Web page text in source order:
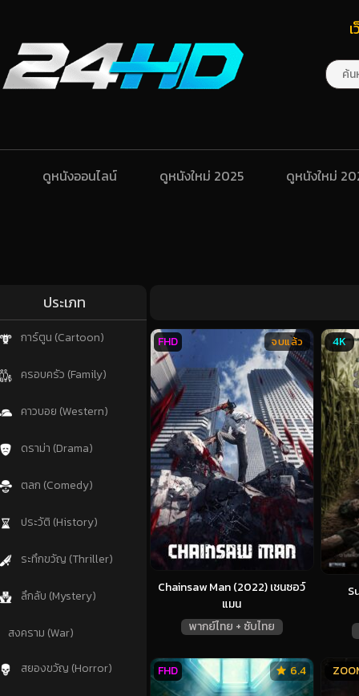
ดูหนังออนไลน์ ดูหนังใหม่ 2025 ดูหนังใหม่
ประเภท
การ์ตูน (Cartoon)
ครอบครัว (Family)
คาวบอย (Western)
ดราม่า (Drama)
ตลก (Comedy)
ประวัติ (History)
ระทึกขวัญ (Thriller)
ลึกลับ (Mystery)
สงคราม (War)
สยองขวัญ (Horror)
Chainsaw Man (2022) เชนซอว์
แมน
พากย์ไทย + ซับไทย
จบแล้ว
FHD 4K
6.4
FHD